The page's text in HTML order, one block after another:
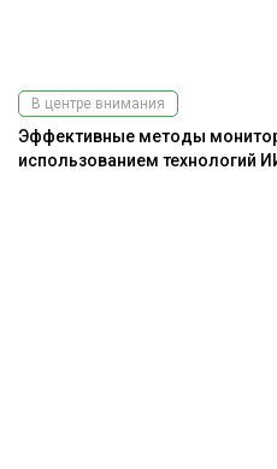
В центре внимания
Эффективные методы
использованием технологий